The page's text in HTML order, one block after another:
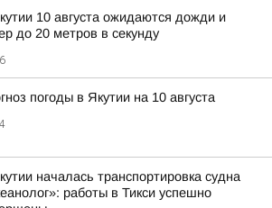
10 августа ожидаются дожди и
до 20 метров в секунду
погоды в Якутии на 10 августа
началась транспортировка судна
работы в Тикси успешно